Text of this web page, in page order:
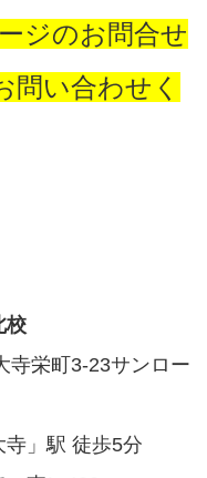
ジのお問合せ
問い合わせく
校
栄町3-23サンロー
」駅 徒歩5分